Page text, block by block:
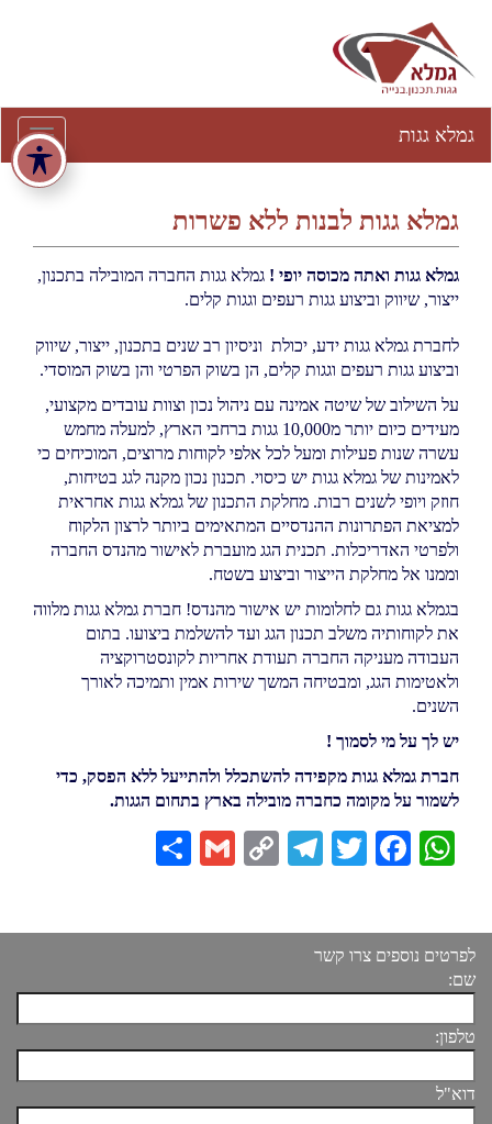
גמלא גגות
גמלא גגות לבנות ללא פשרות
גמלא גגות ואתה מכוסה יופי ! גמלא גגות החברה המובילה בתכנון,
ייצור, שיווק וביצוע גגות רעפים וגגות קלים.
לחברת גמלא גגות ידע, יכולת וניסיון רב שנים בתכנון, ייצור, שיווק
וביצוע גגות רעפים וגגות קלים, הן בשוק הפרטי והן בשוק המוסדי.
על השילוב של שיטה אמינה עם ניהול נכון וצוות עובדים מקצועי,
מעידים כיום יותר מ10,000 גגות ברחבי הארץ, למעלה מחמש
עשרה שנות פעילות ומעל לכל אלפי לקוחות מרוצים, המוכיחים כי
לאמינות של גמלא גגות יש כיסוי. תכנון נכון מקנה לגג בטיחות,
חוזק ויופי לשנים רבות. מחלקת התכנון של גמלא גגות אחראית
למציאת הפתרונות ההנדסיים המתאימים ביותר לרצון הלקוח
ולפרטי האדריכלות. תכנית הגג מועברת לאישור מהנדס החברה
וממנו אל מחלקת הייצור וביצוע בשטח.
בגמלא גגות גם לחלומות יש אישור מהנדס! חברת גמלא גגות מלווה
את לקוחותיה משלב תכנון הגג ועד להשלמת ביצועו. בתום
העבודה מעניקה החברה תעודת אחריות לקונסטרוקציה
ולאטימות הגג, ומבטיחה המשך שירות אמין ותמיכה לאורך
השנים.
יש לך על מי לסמוך !
חברת גמלא גגות מקפידה להשתכלל ולהתייעל ללא הפסק, כדי
לשמור על מקומה כחברה מובילה בארץ בתחום הגגות.
WhatsApp
Facebook
Twitter
Telegram
Copy
Gmail
Share
לפרטים נוספים צרו קשר
שם:
טלפון:
דוא"ל